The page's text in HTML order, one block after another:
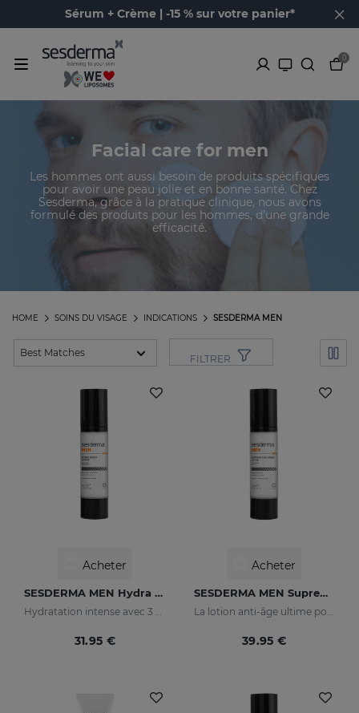
Sérum + Crème | -15 % sur votre panier*
0
Facial care for men
Les hommes ont aussi besoin de produits spécifiques
pour avoir une peau jolie et en bonne santé. Chez
Sesderma, grâce à la pratique clinique, nous avons
formulé des produits pour les hommes, d’une grande
efficacité.
SESDERMA MEN
INDICATIONS
SOINS DU VISAGE
HOME
FILTRER
Acheter
SESDERMA MEN Hydra Boost Lotion
Hydratation intense avec 3 types d'acide hyaluronique
31.95 €
Acheter
SESDERMA MEN Supreme Antiaging Lotion
La lotion anti-âge ultime pour la peau des hommes. Avec du rétinol et de l'acide hyaluronique
39.95 €